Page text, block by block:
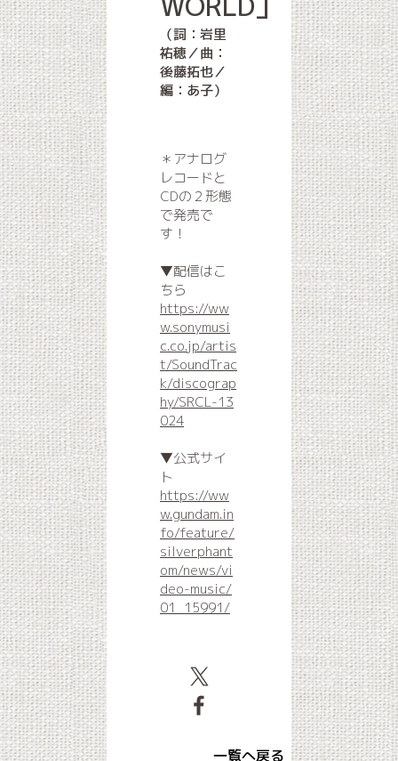
（詞：岩里
祐穂／曲：
後藤拓也／
編：あ子）
＊アナログ
レコードと
CDの２形態
で発売で
す！
▼配信はこ
ちら
https://ww
w.sonymusi
c.co.jp/artis
t/SoundTrac
k/discograp
hy/SRCL-13
024
▼公式サイ
ト
https://ww
w.gundam.in
fo/feature/
silverphant
om/news/vi
deo-music/
01_15991/
一覧へ戻る